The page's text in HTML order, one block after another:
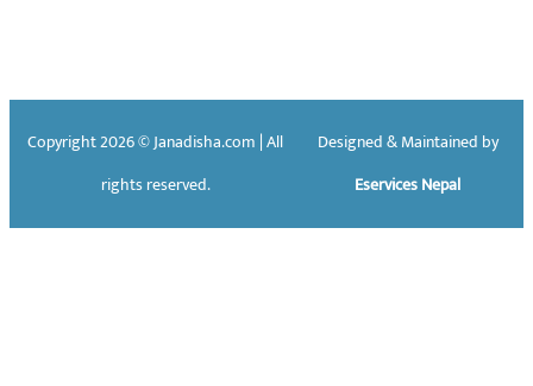
Copyright 2026 © Janadisha.com | All
rights reserved.
Designed & Maintained by
Eservices Nepal